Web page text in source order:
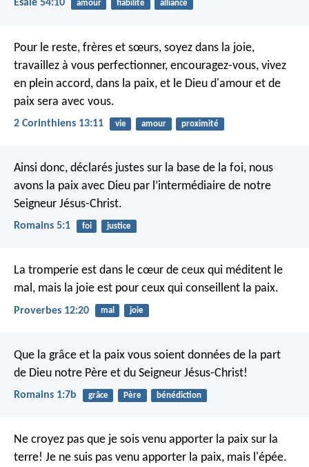
Ésaïe 54:10 amour fiabilité alliance
Pour le reste, frères et sœurs, soyez dans la joie,
travaillez à vous perfectionner, encouragez-vous, vivez
en plein accord, dans la paix, et le Dieu d'amour et de
paix sera avec vous.
2 Corinthiens 13:11 vie amour proximité
Ainsi donc, déclarés justes sur la base de la foi, nous
avons la paix avec Dieu par l’intermédiaire de notre
Seigneur Jésus-Christ.
Romains 5:1 foi justice
La tromperie est dans le cœur de ceux qui méditent le
mal, mais la joie est pour ceux qui conseillent la paix.
Proverbes 12:20 mal joie
Que la grâce et la paix vous soient données de la part
de Dieu notre Père et du Seigneur Jésus-Christ!
Romains 1:7b grâce Père bénédiction
Ne croyez pas que je sois venu apporter la paix sur la
terre! Je ne suis pas venu apporter la paix, mais l'épée.